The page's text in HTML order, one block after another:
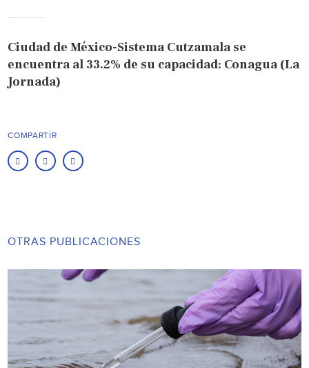
Ciudad de México-Sistema Cutzamala se
encuentra al 33.2% de su capacidad: Conagua (La
Jornada)
COMPARTIR
OTRAS PUBLICACIONES